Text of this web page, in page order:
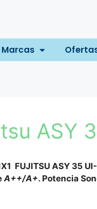
Marcas
ASY
FUJITSU ASY 35
A++/A+. Potencia